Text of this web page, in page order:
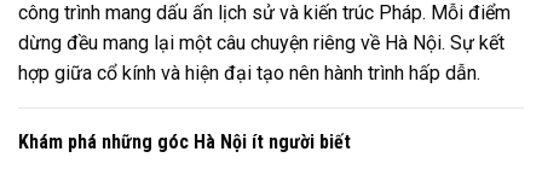
công trình mang dấu ấn lịch sử và kiến trúc Pháp. Mỗi điểm
dừng đều mang lại một câu chuyện riêng về Hà Nội. Sự kết
hợp giữa cổ kính và hiện đại tạo nên hành trình hấp dẫn.
Khám phá những góc Hà Nội ít người biết